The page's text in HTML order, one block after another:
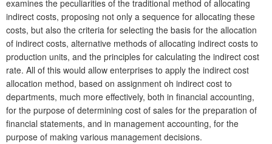
examines the peculiarities of the traditional method of allocating
indirect costs, proposing not only a sequence for allocating these
costs, but also the criteria for selecting the basis for the allocation
of indirect costs, alternative methods of allocating indirect costs to
production units, and the principles for calculating the indirect cost
rate. All of this would allow enterprises to apply the indirect cost
allocation method, based on assignment oh indirect cost to
departments, much more effectively, both in financial accounting,
for the purpose of determining cost of sales for the preparation of
financial statements, and in management accounting, for the
purpose of making various management decisions.